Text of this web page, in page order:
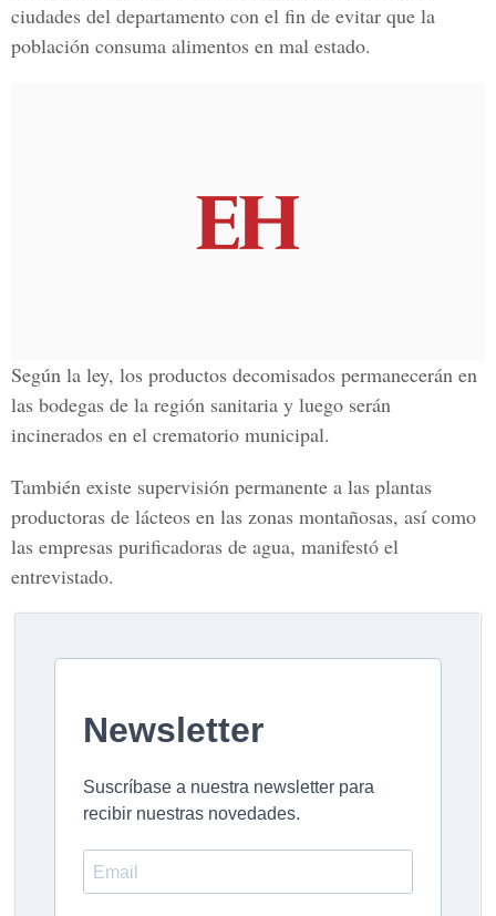
ciudades del departamento con el fin de evitar que la
población consuma alimentos en mal estado.
Según la ley, los productos decomisados permanecerán en
las bodegas de la región sanitaria y luego serán
incinerados en el crematorio municipal.
También existe supervisión permanente a las plantas
productoras de lácteos en las zonas montañosas, así como
las empresas purificadoras de agua, manifestó el
entrevistado.